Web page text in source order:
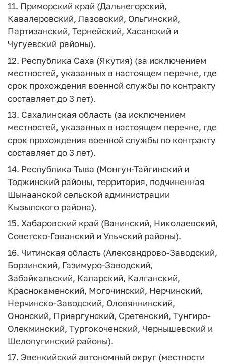
11. Приморский край (Дальнегорский,
Кавалеровский, Лазовский, Ольгинский,
Партизанский, Тернейский, Хасанский и
Чугуевский районы).
12. Республика Саха (Якутия) (за исключением
местностей, указанных в настоящем перечне, где
срок прохождения военной службы по контракту
составляет до 3 лет).
13. Сахалинская область (за исключением
местностей, указанных в настоящем перечне, где
срок прохождения военной службы по контракту
составляет до 3 лет).
14. Республика Тыва (Монгун-Тайгинский и
Тоджинский районы, территория, подчиненная
Шынаанской сельской администрации
Кызылского района).
15. Хабаровский край (Ванинский, Николаевский,
Советско-Гаванский и Ульчский районы).
16. Читинская область (Александрово-Заводский,
Борзинский, Газимуро-Заводский,
Забайкальский, Каларский, Калганский,
Краснокаменский, Могочинский, Нерчинский,
Нерчинско-Заводский, Оловяннинский,
Ононский, Приаргунский, Сретенский, Тунгиро-
Олекминский, Тургокоченский, Чернышевский и
Шелопугинский районы).
17. Эвенкийский автономный округ (местности